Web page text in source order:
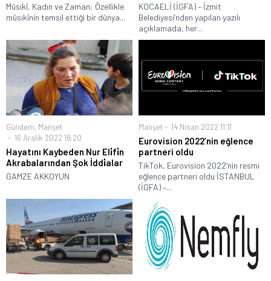
Mûsıkî, Kadın ve Zaman: Özellikle
mûsıkînin temsil ettiği bir dünya...
KOCAELİ (İGFA) – İzmit
Belediyesi’nden yapılan yazılı
açıklamada, her...
Gündem, Manşet
16 Aralık 2022 18:20
Hayatını Kaybeden Nur Eli̇fi̇n
Akrabalarından Şok İddi̇alar
GAMZE AKKOYUN
Manşet 14 Nisan 2022 11:11
Eurovision 2022’nin eğlence
partneri oldu
TikTok, Eurovision 2022’nin resmi
eğlence partneri oldu İSTANBUL
(İGFA) –...